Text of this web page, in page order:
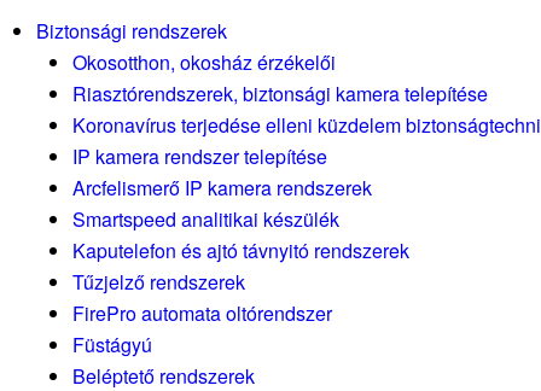
Biztonsági rendszerek
Okosotthon, okosház érzékelői
Riasztórendszerek, biztonsági kamera telepítése
Koronavírus terjedése elleni küzdelem
IP kamera rendszer telepítése
Arcfelismerő IP kamera rendszerek
Smartspeed analitikai készülék
Kaputelefon és ajtó távnyitó rendszerek
Tűzjelző rendszerek
FirePro automata oltórendszer
Füstágyú
Beléptető rendszerek